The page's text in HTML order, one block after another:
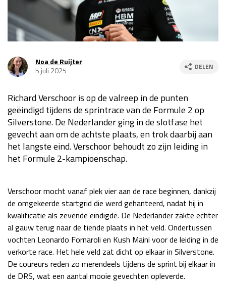
za 13:00 - 15:00
Kwalificatie
za 23:00 - 00:00
Race
zo 21:00 - 23:00
Kwalificatie
za 22:00 - 23:00
Race
zo 21:00 - 23:00
Kwalificatie
za 19:00 - 20:00
Race
zo 18:00 - 20:00
LAS VEGAS GRAND PRIX 2026 20 - 22 nov
Kwalificatie
za 05:00 - 06:00
Race
zo 05:00 - 07:00
GP ABU DHABI 2026 04 - 06 dec
Noa de Ruijter
5 juli 2025
DELEN
Richard Verschoor is op de valreep in de punten
geëindigd tijdens de sprintrace van de Formule 2 op
Silverstone. De Nederlander ging in de slotfase het
gevecht aan om de achtste plaats, en trok daarbij aan
het langste eind. Verschoor behoudt zo zijn leiding in
het Formule 2-kampioenschap.
Verschoor mocht vanaf plek vier aan de race beginnen, dankzij
de omgekeerde startgrid die werd gehanteerd, nadat hij in
kwalificatie als zevende eindigde. De Nederlander zakte echter
al gauw terug naar de tiende plaats in het veld. Ondertussen
vochten Leonardo Fornaroli en Kush Maini voor de leiding in de
verkorte race. Het hele veld zat dicht op elkaar in Silverstone.
De coureurs reden zo merendeels tijdens de sprint bij elkaar in
de DRS, wat een aantal mooie gevechten opleverde.